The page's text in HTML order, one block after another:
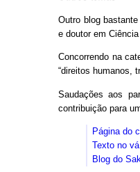
Outro blog
e doutor em
Concorrendo na
“direitos humanos,
Saudações aos
contribuição para
Página do
Texto no
Blog do